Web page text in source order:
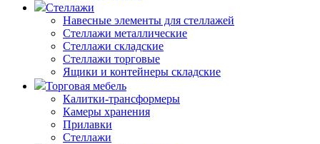
Стеллажи
Навесные элементы для стеллажей
Стеллажи металлические
Стеллажи складские
Стеллажи торговые
Ящики и контейнеры складские
Торговая мебель
Калитки-трансформеры
Камеры хранения
Прилавки
Стеллажи